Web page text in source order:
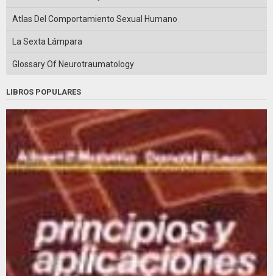
Atlas Del Comportamiento Sexual Humano
La Sexta Lámpara
Glossary Of Neurotraumatology
LIBROS POPULARES